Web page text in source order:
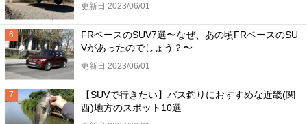
更新日 2023/06/01
FRベースのSUV7選〜なぜ、あの頃FRベースのSU
Vがあったのでしょう？〜
更新日 2023/06/01
【SUVで行きたい】バス釣りにおすすめな近畿(関
西)地方のスポット10選